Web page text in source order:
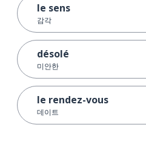
le sens
감각
désolé
미안한
le rendez-vous
데이트